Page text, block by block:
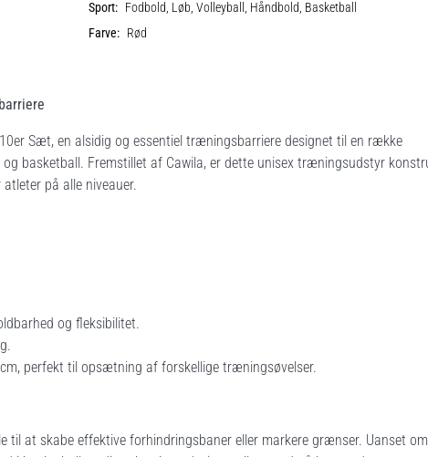
Sport: Fodbold, Løb, Volleyball, Håndbold, Basketball
Farve: Rød
Sæt, en alsidig og essentiel træningsbarriere designet til en række
basketball. Fremstillet af Cawila, er dette unisex træningsudstyr
på alle niveauer.
og fleksibilitet.
perfekt til opsætning af forskellige træningsøvelser.
at skabe effektive forhindringsbaner eller markere grænser. Uanset